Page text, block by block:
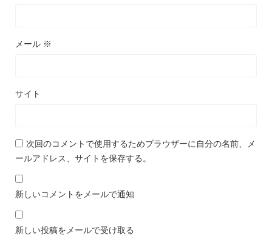
メール ※
サイト
次回のコメントで使用するためブラウザーに自分の名前、メ
ールアドレス、サイトを保存する。
新しいコメントをメールで通知
新しい投稿をメールで受け取る